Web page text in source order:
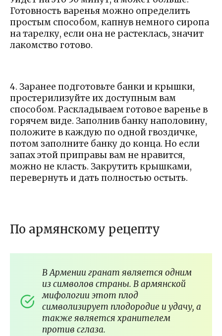
Готовность варенья можно определить
простым способом, капнув немного сиропа
на тарелку, если она не растеклась, значит
лакомство готово.
4. Заранее подготовьте банки и крышки,
простерилизуйте их доступным вам
способом. Раскладываем готовое варенье в
горячем виде. Заполнив банку наполовину,
положите в каждую по одной гвоздичке,
потом заполните банку до конца. Но если
запах этой приправы вам не нравится,
можно не класть. Закрутить крышками,
перевернуть и дать полностью остыть.
По армянскому рецепту
В Армении гранат является одним
из символов страны. В армянской
мифологии этот плод
символизирует плодородие и удачу, а
также является хранителем
против сглаза.